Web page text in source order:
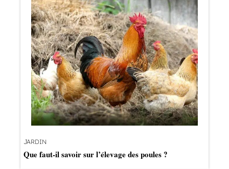
JARDIN
Que faut-il savoir sur l’élevage des poules ?